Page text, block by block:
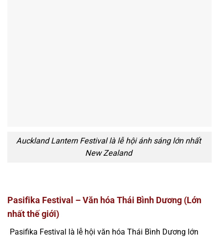
Auckland Lantern Festival là lễ hội ánh sáng lớn nhất
New Zealand
Pasifika Festival – Văn hóa Thái Bình Dương (Lớn
nhất thế giới)
Pasifika Festival là lễ hội văn hóa Thái Bình Dương lớn